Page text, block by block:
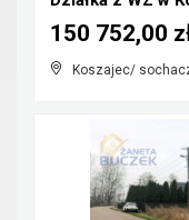
Koszajec/
150 752,00